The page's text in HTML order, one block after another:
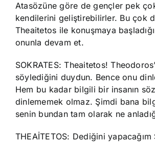
Atasözüne göre de gençler pek
kendilerini geliştirebilirler. Bu çok
Theaitetos ile konuşmaya
onunla devam et.
SOKRATES: Theaitetos!
söylediğini duydun. Bence onu
Hem bu kadar bilgili bir insanın
dinlememek olmaz. Şimdi bana
senin bundan tam olarak ne
THEAİTETOS: Dediğini